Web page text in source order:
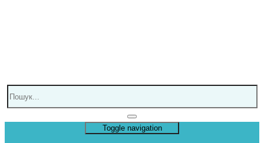
Toggle navigation